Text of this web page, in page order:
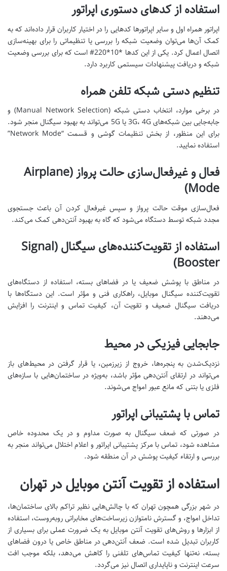
استفاده از کدهای دستوری اپراتور
اپراتور همراه اول و سایر اپراتورها کدهایی را در اختیار کاربران قرار داده‌اند که به
کمک آن‌ها می‌توان وضعیت شبکه را بررسی یا تنظیماتی را برای بهینه‌سازی
اتصال اعمال کرد. یکی از این کدها *10*220# است که برای بررسی وضعیت
شبکه و دریافت پیشنهادات سیستمی کاربرد دارد.
تنظیم دستی شبکه تلفن همراه
در برخی موارد، انتخاب دستی شبکه (Manual Network Selection) و
جابه‌جایی بین شبکه‌های 3G، 4G یا 5G می‌تواند به بهبود سیگنال منجر شود.
برای این منظور، از بخش تنظیمات گوشی و قسمت “Network Mode”
استفاده نمایید.
فعال و غیرفعال‌سازی حالت پرواز (Airplane
Mode)
فعال‌سازی موقت حالت پرواز و سپس غیرفعال کردن آن باعث جستجوی
مجدد شبکه توسط دستگاه می‌شود که گاه به بهبود آنتن‌دهی کمک می‌کند.
استفاده از تقویت‌کننده‌های سیگنال (Signal
Booster)
در مناطق با پوشش ضعیف یا در فضاهای بسته، استفاده از دستگاه‌های
تقویت‌کننده سیگنال موبایل، راهکاری فنی و مؤثر است. این دستگاه‌ها با
دریافت سیگنال ضعیف و تقویت آن، کیفیت تماس و اینترنت را افزایش
می‌دهند.
جابجایی فیزیکی در محیط
نزدیک‌شدن به پنجره‌ها، خروج از زیرزمین، یا قرار گرفتن در محیط‌های باز
می‌تواند در ارتقای آنتن‌دهی مؤثر باشد، به‌ویژه در ساختمان‌هایی با سازه‌های
فلزی یا بتنی که مانع عبور امواج می‌شوند.
تماس با پشتیبانی اپراتور
در صورتی که ضعف سیگنال به صورت مداوم و در یک محدوده خاص
مشاهده شود، تماس با مرکز پشتیبانی اپراتور و اعلام اختلال می‌تواند منجر به
بررسی و ارتقاء کیفیت پوشش در آن منطقه شود.
استفاده از تقویت آنتن موبایل در تهران
در شهر بزرگی همچون تهران که با چالش‌هایی نظیر تراکم بالای ساختمان‌ها،
تداخل امواج، و گسترش نامتوازن زیرساخت‌های مخابراتی روبه‌روست، استفاده
از ابزارها و روش‌های تقویت آنتن موبایل به یک ضرورت عملی برای بسیاری از
کاربران تبدیل شده است. ضعف آنتن‌دهی در مناطق خاص یا درون فضاهای
بسته، نه‌تنها کیفیت تماس‌های تلفنی را کاهش می‌دهد، بلکه موجب افت
سرعت اینترنت و ناپایداری اتصال نیز می‌گردد.